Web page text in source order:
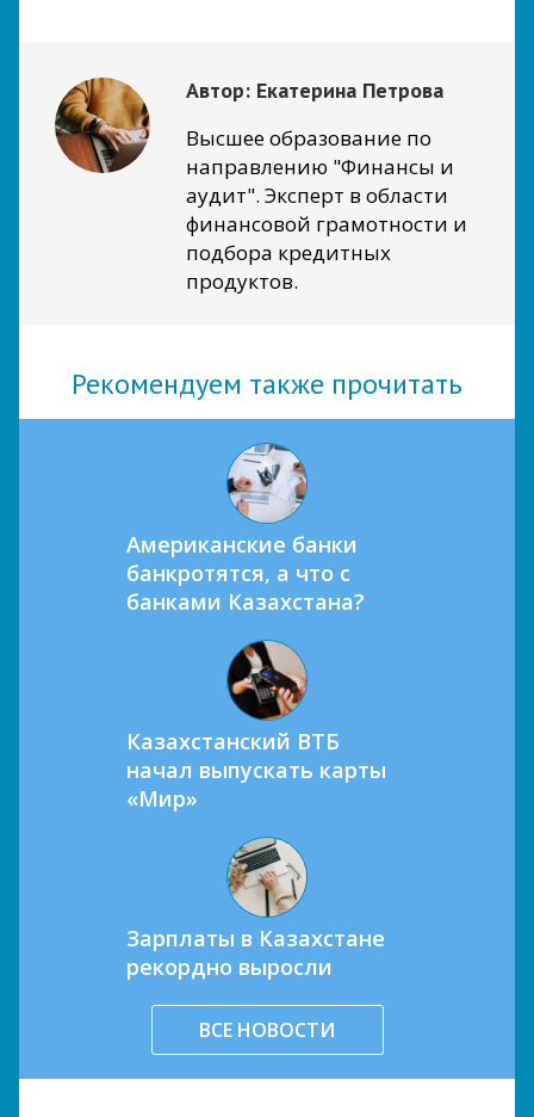
Автор: Екатерина Петрова
Высшее образование по
направлению "Финансы и
аудит". Эксперт в области
финансовой грамотности и
подбора кредитных
продуктов.
Рекомендуем также прочитать
Американские банки
банкротятся, а что с
банками Казахстана?
Казахстанский ВТБ
начал выпускать карты
«Мир»
Зарплаты в Казахстане
рекордно выросли
ВСЕ НОВОСТИ